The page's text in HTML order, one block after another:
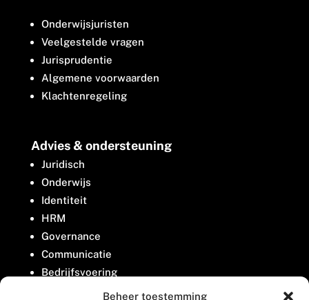
Beheer toestemming
Onderwijsjuristen
Veelgestelde vragen
Jurisprudentie
Algemene voorwaarden
Klachtenregeling
Advies & ondersteuning
Juridisch
Onderwijs
Identiteit
HRM
Governance
Communicatie
Bedrijfsvoering
Belangenbehartiging